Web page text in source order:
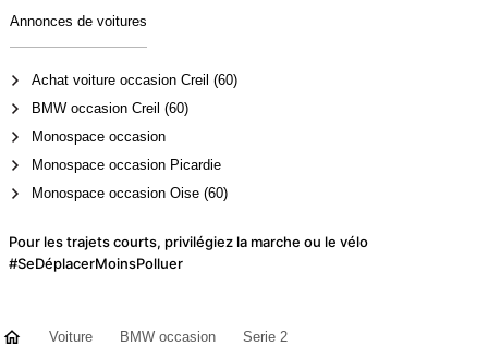
Annonces de voitures
Achat voiture occasion Creil (60)
BMW occasion Creil (60)
Monospace occasion
Monospace occasion Picardie
Monospace occasion Oise (60)
Pour les trajets courts, privilégiez la marche ou le vélo
#SeDéplacerMoinsPolluer
Voiture BMW occasion
Serie 2